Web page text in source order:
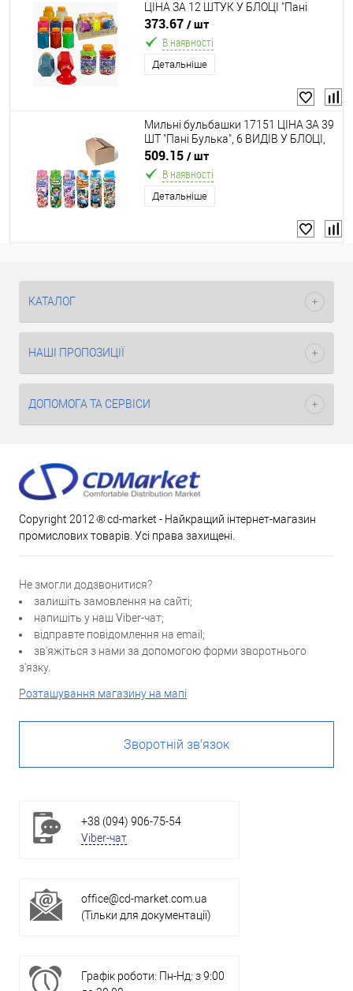
ЦІНА ЗА 12 ШТУК У БЛОЦІ "Пані
Булька", 200 мл, ароматизований,
перламутр
373.67 / шт
В наявності
Детальніше
Мильні бульбашки 17151 ЦІНА ЗА 39
ШТ "Пані Булька", 6 ВИДІВ У БЛОЦІ,
100 мл
509.15 / шт
В наявності
Детальніше
КАТАЛОГ
НАШІ ПРОПОЗИЦІЇ
ДОПОМОГА ТА СЕРВІСИ
Copyright 2012 ® cd-market - Найкращий інтернет-магазин
промислових товарів. Усі права захищені.
Не змогли додзвонитися?
залишіть замовлення на сайті;
напишіть у наш Viber-чат;
відправте повідомлення на email;
зв'яжіться з нами за допомогою форми зворотнього
з'язку.
Розташування магазину на мапі
Зворотній зв'язок
+38 (094) 906-75-54
Viber-чат
office@cd-market.com.ua
(Тільки для документації)
Графік роботи: Пн-Нд: з 9:00